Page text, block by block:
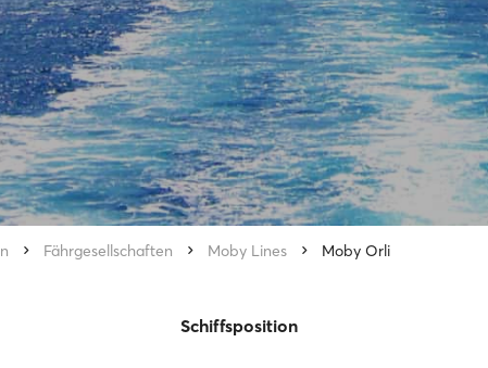
Fährgesellschaften Moby Lines Moby Orli
Schiffsposition